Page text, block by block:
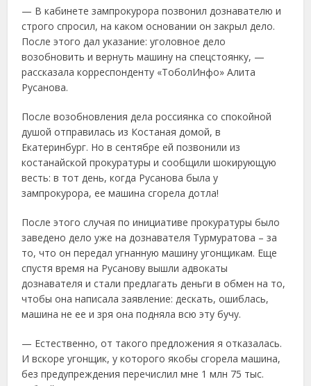
— В кабинете зампрокурора позвонил дознавателю и
строго спросил, на каком основании он закрыл дело.
После этого дал указание: уголовное дело
возобновить и вернуть машину на спецстоянку, —
рассказала корреспонденту «ТоболИнфо» Алита
Русанова.
После возобновления дела россиянка со спокойной
душой отправилась из Костаная домой, в
Екатеринбург. Но в сентябре ей позвонили из
костанайской прокуратуры и сообщили шокирующую
весть: в тот день, когда Русанова была у
зампрокурора, ее машина сгорела дотла!
После этого случая по инициативе прокуратуры было
заведено дело уже на дознавателя Турмуратова – за
то, что он передал угнанную машину угонщикам. Еще
спустя время на Русанову вышли адвокаты
дознавателя и стали предлагать деньги в обмен на то,
чтобы она написала заявление: дескать, ошиблась,
машина не ее и зря она подняла всю эту бучу.
— Естественно, от такого предложения я отказалась.
И вскоре угонщик, у которого якобы сгорела машина,
без предупреждения перечислил мне 1 млн 75 тыс.